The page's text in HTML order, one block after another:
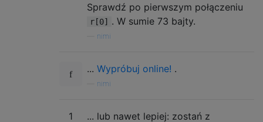
Sprawdź po pierwszym połączeniu
r[0] . W sumie 73 bajty.
nimi
... Wypróbuj online! .
nimi
1
... lub nawet lepiej: zostań z